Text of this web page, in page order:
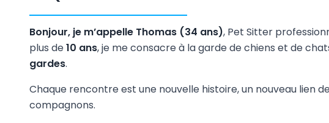
Bonjour, je m’appelle Thomas (34 ans), Pet Sitter
plus de10 ans, je me consacre à la garde de chiens et de
gardes.
Chaque rencontre est une nouvelle histoire, un nouveau lien
compagnons.